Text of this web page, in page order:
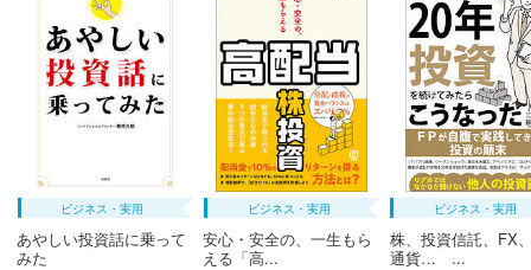
ビジネス・実用
あやしい投資話に乗って
みた
ビジネス・実用
安心・安全の、一生もら
える「高...
ビジネス・実用
株、投資信託、FX
通貨… ...